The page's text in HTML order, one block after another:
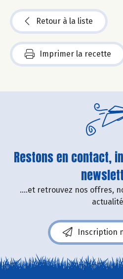
Retour à la liste
Imprimer la recette
Restons en contact,
....et retrouvez nos offres,
Inscription